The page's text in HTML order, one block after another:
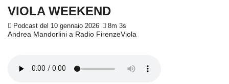
VIOLA WEEKEND
Podcast del 10 gennaio 2026 8m 3s
Andrea Mandorlini a Radio FirenzeViola